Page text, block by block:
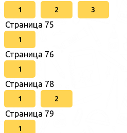
1 2 3
Страница 75
1
Страница 76
1
Страница 78
1 2
Страница 79
1